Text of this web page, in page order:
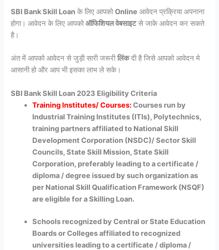
SBI Bank Skill Loan के लिए आपकोOnline आवेदन प्रक्रिया अपनाना
होगा। आवेदन के लिए आपकोऑफिशियल वेबसाइटसे जाके आवेदन कर सकते
है।
अंत में आपको आवेदन से जुड़ी सारी जरूरीलिंकदी है जिसे आपको आवेदन मे
आसानी हो और आप भी इसका लाभ ले सके।
SBI Bank Skill Loan 2023 Eligibility Criteria
Training Institutes/ Courses:Courses run by
Industrial Training Institutes (ITIs), Polytechnics,
training partners affiliated to National Skill
Development Corporation (NSDC)/ Sector Skill
Councils, State Skill Mission, State Skill
Corporation, preferably leading to a certificate /
diploma / degree issued by such organization as
per National Skill Qualification Framework (NSQF)
are eligible for a Skilling Loan.
Schools recognized by Central or State Education
Boards or Colleges affiliated to recognized
universities leading to a certificate / diploma /